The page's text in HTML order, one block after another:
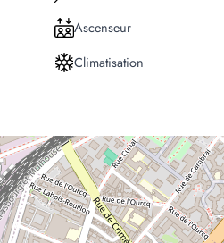
Ascenseur
Climatisation